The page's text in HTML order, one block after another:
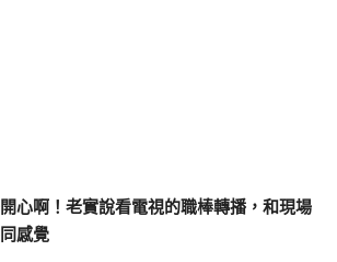
心啊！老實說看電視的職棒轉播，和現場
感覺